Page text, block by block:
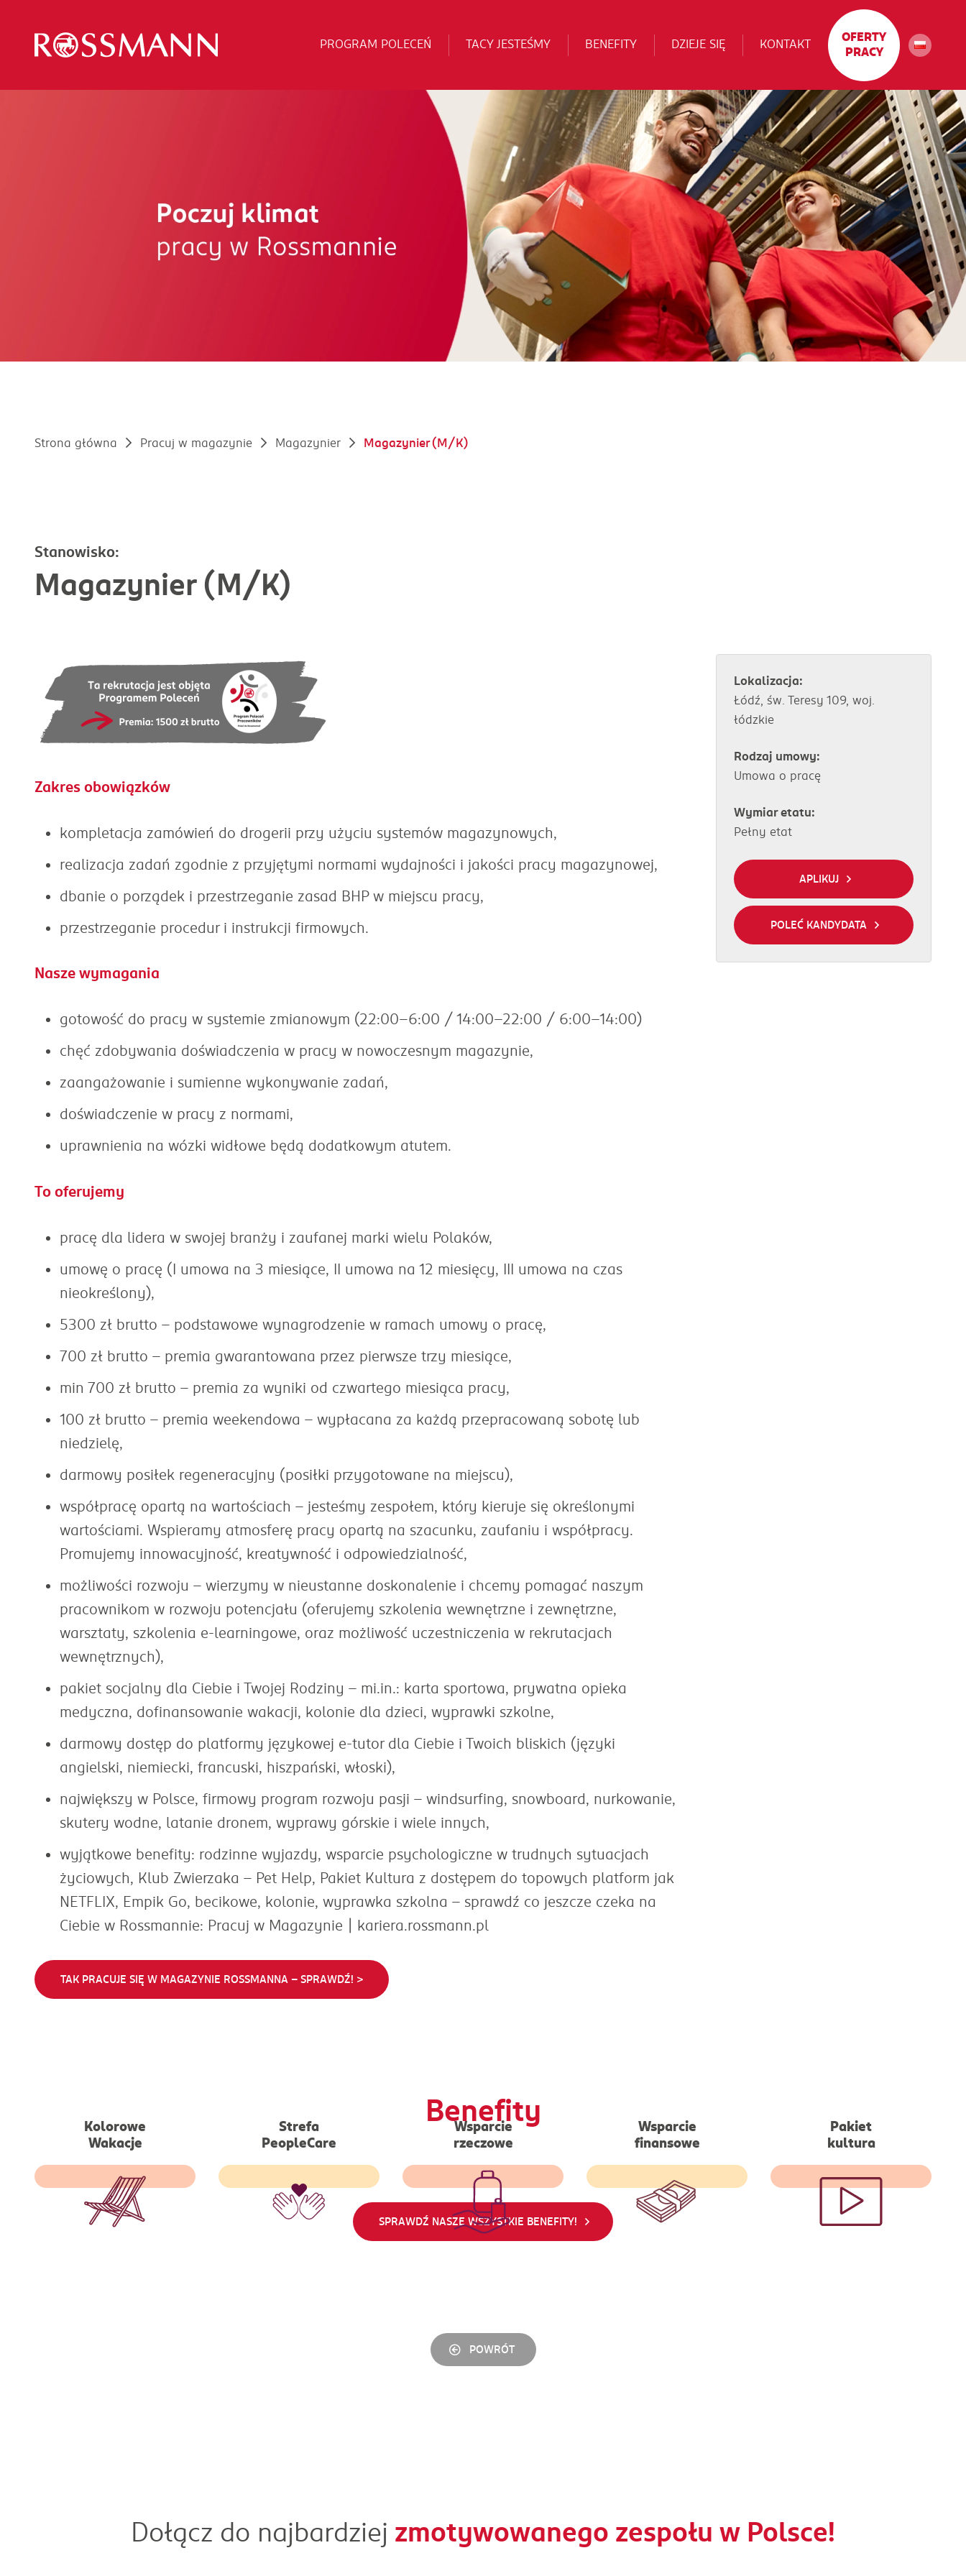
PROGRAM POLECEŃ TACY JESTEŚMY BENEFITY DZIEJE SIĘ KONTAKT
OFERTY
PRACY
Strona główna Pracuj w magazynie Magazynier Magazynier (M/K)
Stanowisko:
Magazynier (M/K)
Zakres obowiązków
kompletacja zamówień do drogerii przy użyciu systemów magazynowych,
realizacja zadań zgodnie z przyjętymi normami wydajności i jakości pracy magazynowej,
dbanie o porządek i przestrzeganie zasad BHP w miejscu pracy,
przestrzeganie procedur i instrukcji firmowych.
Nasze wymagania
gotowość do pracy w systemie zmianowym (22:00-6:00 / 14:00-22:00 / 6:00-14:00)
chęć zdobywania doświadczenia w pracy w nowoczesnym magazynie,
zaangażowanie i sumienne wykonywanie zadań,
doświadczenie w pracy z normami,
uprawnienia na wózki widłowe będą dodatkowym atutem.
To oferujemy
pracę dla lidera w swojej branży i zaufanej marki wielu Polaków,
umowę o pracę (I umowa na 3 miesiące, II umowa na 12 miesięcy, III umowa na czas
nieokreślony),
5300 zł brutto - podstawowe wynagrodzenie w ramach umowy o pracę,
700 zł brutto - premia gwarantowana przez pierwsze trzy miesiące,
min 700 zł brutto - premia za wyniki od czwartego miesiąca pracy,
100 zł brutto - premia weekendowa - wypłacana za każdą przepracowaną sobotę lub
niedzielę,
darmowy posiłek regeneracyjny (posiłki przygotowane na miejscu),
współpracę opartą na wartościach - jesteśmy zespołem, który kieruje się określonymi
wartościami. Wspieramy atmosferę pracy opartą na szacunku, zaufaniu i współpracy.
Promujemy innowacyjność, kreatywność i odpowiedzialność,
możliwości rozwoju - wierzymy w nieustanne doskonalenie i chcemy pomagać naszym
pracownikom w rozwoju potencjału (oferujemy szkolenia wewnętrzne i zewnętrzne,
warsztaty, szkolenia e-learningowe, oraz możliwość uczestniczenia w rekrutacjach
wewnętrznych),
pakiet socjalny dla Ciebie i Twojej Rodziny – mi.in.: karta sportowa, prywatna opieka
medyczna, dofinansowanie wakacji, kolonie dla dzieci, wyprawki szkolne,
darmowy dostęp do platformy językowej e-tutor dla Ciebie i Twoich bliskich (języki
angielski, niemiecki, francuski, hiszpański, włoski),
największy w Polsce, firmowy program rozwoju pasji – windsurfing, snowboard, nurkowanie,
skutery wodne, latanie dronem, wyprawy górskie i wiele innych,
wyjątkowe benefity: rodzinne wyjazdy, wsparcie psychologiczne w trudnych sytuacjach
życiowych, Klub Zwierzaka – Pet Help, Pakiet Kultura z dostępem do topowych platform jak
NETFLIX, Empik Go, becikowe, kolonie, wyprawka szkolna – sprawdź co jeszcze czeka na
Ciebie w Rossmannie: Pracuj w Magazynie | kariera.rossmann.pl
TAK PRACUJE SIĘ W MAGAZYNIE ROSSMANNA - SPRAWDŹ! >
Lokalizacja:
Łódź, św. Teresy 109, woj.
łódzkie
Rodzaj umowy:
Umowa o pracę
Wymiar etatu:
Pełny etat
APLIKUJ
POLEĆ KANDYDATA
Benefity
Kolorowe
Wakacje
Wypoczynek dla
pracowników
wychowujących dzieci z
m. in. spektrum autyzmu
czy zespołem downa w
ośrodku rehabilitacyjnym
Strefa
PeopleCare
Dostęp do platform
psychoterapii, wskazówki
prawne/finansowe.
Wsparcie
rzeczowe
Bezzwrotne wsparcie w
postaci produktów
higienicznych dla
pracowników, którzy
znaleźli się w trudnej
sytuacji życiowej
Wsparcie
finansowe
Dodatkowy zastrzyk
gotówki w okresie
jesienno-zimowym dla
każdego pracownika
Pakiet
kultura
Tańszy dostęp m.in: do
Netflixa, Spotify, Świata
książki, Xbox czy Empik
GO MAX
SPRAWDŹ NASZE WSZYSTKIE BENEFITY!
POWRÓT
Dołącz do najbardziej zmotywowanego zespołu w Polsce!